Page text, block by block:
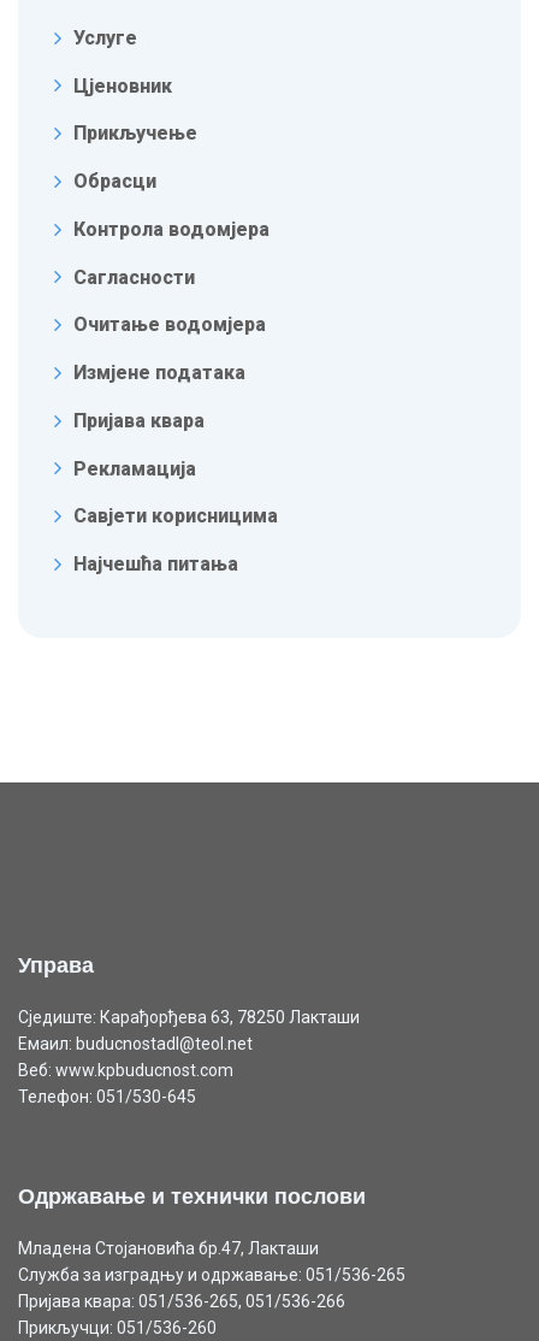
Услуге
Цјеновник
Прикључење
Обрасци
Контрола водомјера
Сагласности
Очитање водомјера
Измјене података
Пријава квара
Рекламација
Савјети корисницима
Најчешћа питања
Управа
Сједиште: Карађорђева 63, 78250 Лакташи
Емаил: buducnostadl@teol.net
Веб: www.kpbuducnost.com
Телефон: 051/530-645
Одржавање и технички послови
Младена Стојановића бр.47, Лакташи
Служба за изградњу и одржавање: 051/536-265
Пријава квара: 051/536-265, 051/536-266
Прикључци: 051/536-260